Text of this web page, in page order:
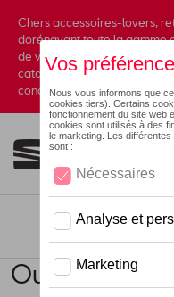
Chers accessoires-lovers,
dorénavant toute la gamme
de votre marque préférée
catalogue à commander
concessionaire.
Oups !